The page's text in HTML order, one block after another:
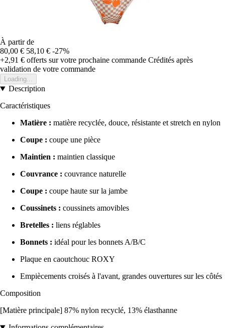
À partir de
80,00 € 58,10 € -27%
+2,91 € offerts sur votre prochaine commande Crédités après
validation de votre commande
Loading...
Description
Caractéristiques
Matière : matière recyclée, douce, résistante et stretch en nylon
Coupe : coupe une pièce
Maintien : maintien classique
Couvrance : couvrance naturelle
Coupe : coupe haute sur la jambe
Coussinets : coussinets amovibles
Bretelles : liens réglables
Bonnets : idéal pour les bonnets A/B/C
Plaque en caoutchouc ROXY
Empiècements croisés à l'avant, grandes ouvertures sur les côtés
Composition
[Matière principale] 87% nylon recyclé, 13% élasthanne